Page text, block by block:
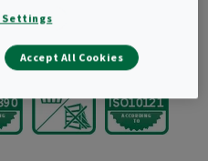
Settings
Accept All Cookies